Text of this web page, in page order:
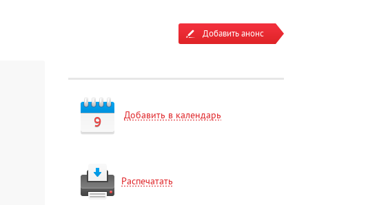
Добавить анонс
9 Добавить в календарь
Распечатать